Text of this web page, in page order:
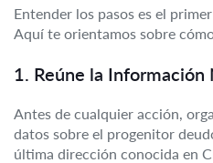
Entender los pasos es el
Aquí te orientamos sobre
1. Reúne la Información
Antes de cualquier acción,
datos sobre el progenitor
última dirección conocida en